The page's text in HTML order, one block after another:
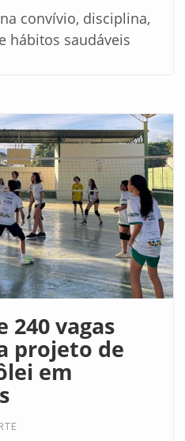
convívio, disciplina,
hábitos saudáveis
240 vagas
projeto de
em